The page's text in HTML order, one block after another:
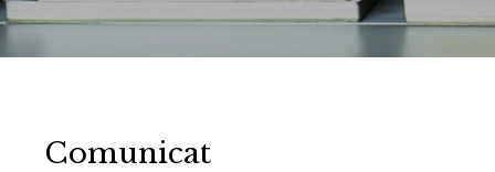
Comunicat